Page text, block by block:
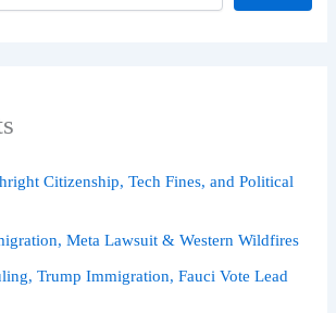
Citizenship, Tech Fines, and Political
Meta Lawsuit & Western Wildfires
Trump Immigration, Fauci Vote Lead